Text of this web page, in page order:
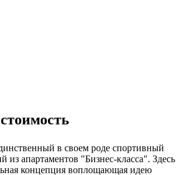
в своем роде спортивный
из апартаментов "Бизнес-класса". Здесь
концепция воплощающая идею